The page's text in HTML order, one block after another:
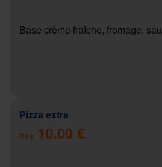
Base crème fraîche, fromage,
Pizza extra
Dès 10.00 €